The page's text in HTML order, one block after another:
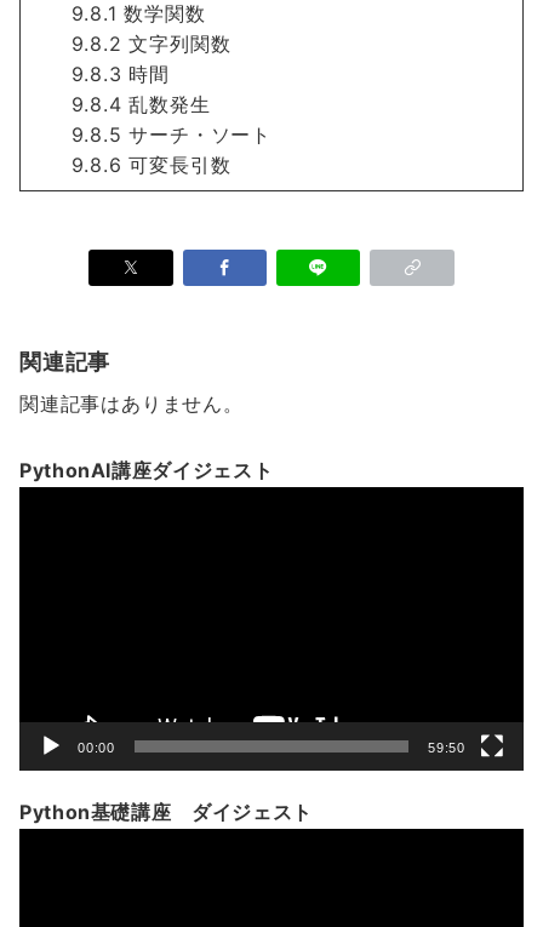
9.8.1 数学関数
9.8.2 文字列関数
9.8.3 時間
9.8.4 乱数発生
9.8.5 サーチ・ソート
9.8.6 可変長引数
関連記事
関連記事はありません。
PythonAI講座ダイジェスト
00:00 59:50
Python基礎講座 ダイジェスト